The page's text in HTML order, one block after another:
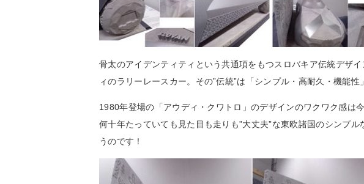
骨太のアイデンティティという共通項をもつスロバキア伝統デザ
ィのラリーレースカー。その”伝統”は「シンプル・高耐久・機能性
1980年登場の「アウディ・クワトロ」のデザインのワクワク感は
何十年たっていても見た目も走りも”大丈夫”な東欧諸国のシンプ
うのです！